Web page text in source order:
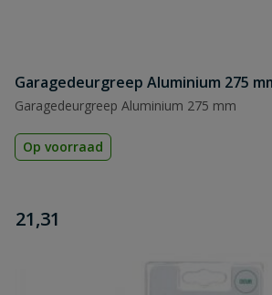
Garagedeurgreep Aluminium 275
Garagedeurgreep Aluminium 275 mm
Op voorraad
€
21,31